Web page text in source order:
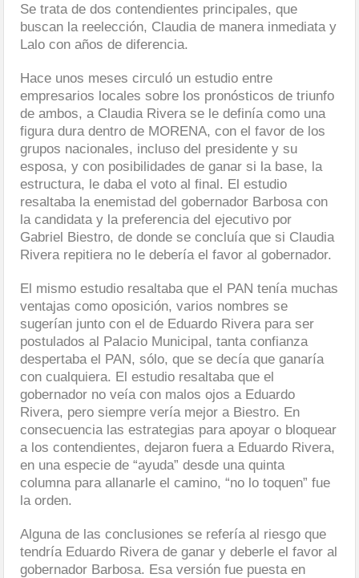
Se trata de dos contendientes principales, que
buscan la reelección, Claudia de manera inmediata y
Lalo con años de diferencia.
Hace unos meses circuló un estudio entre
empresarios locales sobre los pronósticos de triunfo
de ambos, a Claudia Rivera se le definía como una
figura dura dentro de MORENA, con el favor de los
grupos nacionales, incluso del presidente y su
esposa, y con posibilidades de ganar si la base, la
estructura, le daba el voto al final. El estudio
resaltaba la enemistad del gobernador Barbosa con
la candidata y la preferencia del ejecutivo por
Gabriel Biestro, de donde se concluía que si Claudia
Rivera repitiera no le debería el favor al gobernador.
El mismo estudio resaltaba que el PAN tenía muchas
ventajas como oposición, varios nombres se
sugerían junto con el de Eduardo Rivera para ser
postulados al Palacio Municipal, tanta confianza
despertaba el PAN, sólo, que se decía que ganaría
con cualquiera. El estudio resaltaba que el
gobernador no veía con malos ojos a Eduardo
Rivera, pero siempre vería mejor a Biestro. En
consecuencia las estrategias para apoyar o bloquear
a los contendientes, dejaron fuera a Eduardo Rivera,
en una especie de “ayuda” desde una quinta
columna para allanarle el camino, “no lo toquen” fue
la orden.
Alguna de las conclusiones se refería al riesgo que
tendría Eduardo Rivera de ganar y deberle el favor al
gobernador Barbosa. Esa versión fue puesta en